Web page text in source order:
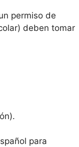
permiso de
deben tomar
para